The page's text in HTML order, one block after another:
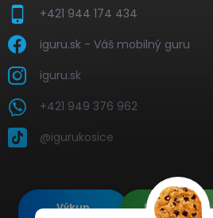
+421 944 174 434
iguru.sk - Váš mobilný guru
iguru.sk
+421 949 376 962
@igurukosice
Výkup
Renovované